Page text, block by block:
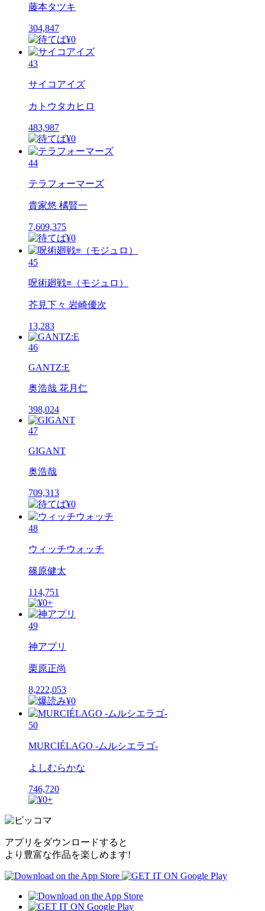
藤本タツキ
304,847
43
サイコアイズ
カトウタカヒロ
483,987
44
テラフォーマーズ
貴家悠 橘賢一
7,609,375
45
呪術廻戦≡（モジュロ）
芥見下々 岩崎優次
13,283
46
GANTZ:E
奥浩哉 花月仁
398,024
47
GIGANT
奥浩哉
709,313
48
ウィッチウォッチ
篠原健太
114,751
49
神アプリ
栗原正尚
8,222,053
50
MURCIÉLAGO -ムルシエラゴ-
よしむらかな
746,720
アプリをダウンロードすると
より豊富な作品を楽しめます!